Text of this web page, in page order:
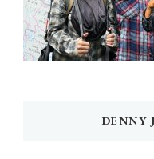
DENNY